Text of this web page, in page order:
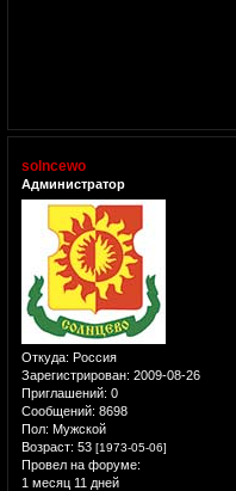
solncewo
Администратор
Откуда: Россия
Зарегистрирован: 2009-08-26
Приглашений: 0
Сообщений: 8698
Пол: Мужской
Возраст: 53 [1973-05-06]
Провел на форуме:
1 месяц 11 дней